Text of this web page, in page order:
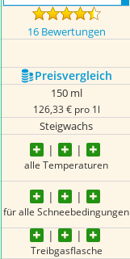
16 Bewertungen
Preis­vergleich
150 ml
126,33 € pro 1l
Steigwachs
alle Temperaturen
für alle Schneebedingungen
Treibgasflasche